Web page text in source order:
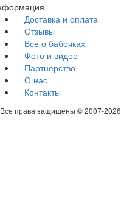
Доставка и оплата
Отзывы
Все о бабочках
Фото и видео
Партнерство
О нас
Контакты
Все права защищены © 2007-2026